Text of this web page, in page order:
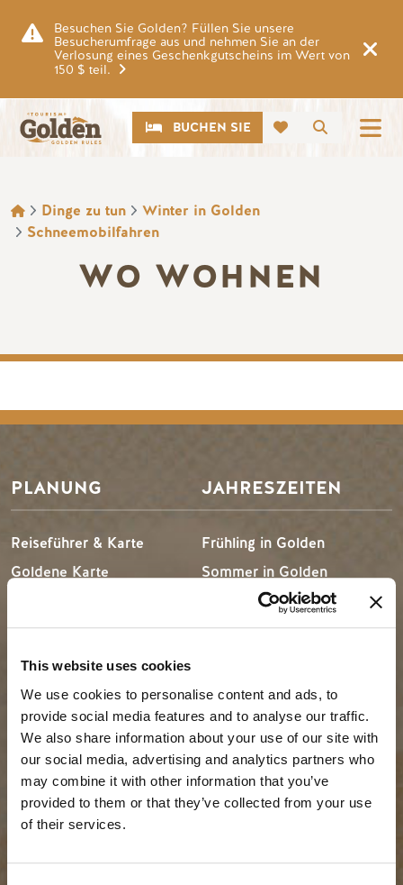
This website uses cookies
We use cookies to personalise content and ads, to
provide social media features and to analyse our traffic.
We also share information about your use of our site with
our social media, advertising and analytics partners who
may combine it with other information that you’ve
provided to them or that they’ve collected from your use
of their services.
Besuchen Sie Golden? Füllen Sie unsere
Besucherumfrage aus und nehmen Sie an der
Verlosung eines Geschenkgutscheins im Wert von
150 $ teil.
Suche
CTABUCHEN SIE
BROTKRÜMEL
Dinge zu tun
Winter in Golden
Schneemobilfahren
WO WOHNEN
PLANUNG
Reiseführer & Karte
Goldene Karte
Dienstleistungen für
JAHRESZEITEN
Frühling in Golden
Sommer in Golden
Goldener Herbst
Winter in Golden
REISE-IDEEN
Vorgeschlagene
Reiserouten
Veranstaltungskalender
RESSOURCEN
Medien